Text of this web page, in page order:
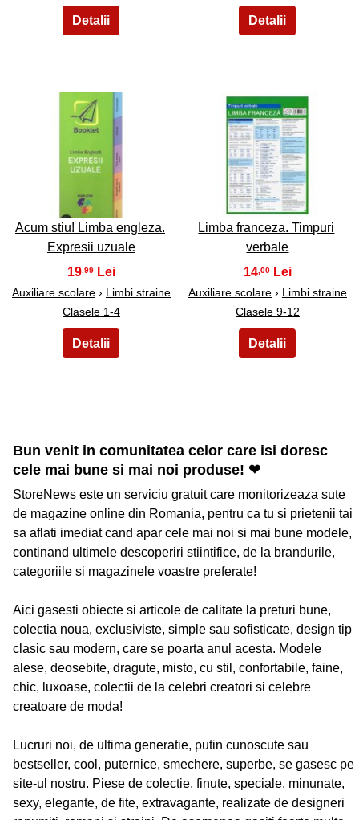
49
Acum stiu! Limba engleza.
Expresii uzuale
19,99
Auxiliare scolare› Limbi straine
Clasele 1-4
50
Limba franceza. Timpuri
verbale
14 ,00
Auxiliare scolare› Limbi straine
Clasele 9-12
Bun venit in comunitatea celor care isi doresc
cele mai bune si mai noi produse! ❤
StoreNews este un serviciu gratuit care monitorizeaza sute
de magazine online din Romania, pentru ca tu si prietenii tai
sa aflati imediat cand apar cele mai noi si mai bune modele,
continand ultimele descoperiri stiintifice, de la brandurile,
categoriile si magazinele voastre preferate!
Aici gasesti obiecte si articole de calitate la preturi bune,
colectia noua, exclusiviste, simple sau sofisticate, design tip
clasic sau modern, care se poarta anul acesta. Modele
alese, deosebite, dragute, misto, cu stil, confortabile, faine,
chic, luxoase, colectii de la celebri creatori si celebre
creatoare de moda!
Lucruri noi, de ultima generatie, putin cunoscute sau
bestseller, cool, puternice, smechere, superbe, se gasesc pe
site-ul nostru. Piese de colectie, finute, speciale, minunate,
sexy, elegante, de fite, extravagante, realizate de designeri